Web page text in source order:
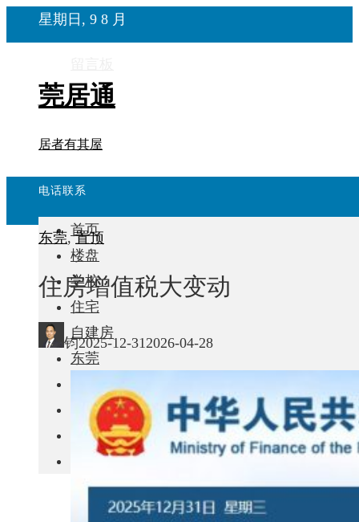
星期日, 9 8 月
莞居通
居者有其屋
电话联系
首页
楼盘
学校
住宅
自建房
东莞
城市更新
房产政策
中国
东莞,置顶
住房增值税大变动
钧2025-12-31 2026-04-28